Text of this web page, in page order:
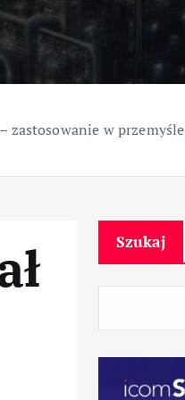
zastosowanie w przemyśle
Szukaj